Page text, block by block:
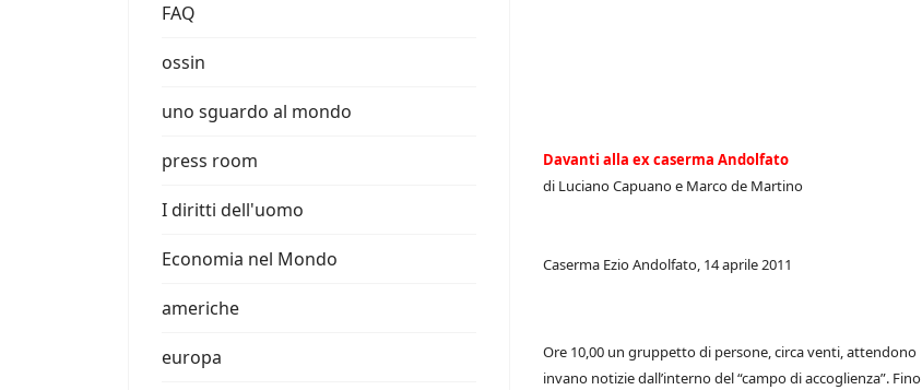
FAQ
ossin
uno sguardo al mondo
press room
I diritti dell'uomo
Economia nel Mondo
americhe
europa
Davanti alla ex caserma Andolfato
di Luciano Capuano e Marco de Martino
Caserma Ezio Andolfato, 14 aprile 2011
Ore 10,00 un gruppetto di persone, circa venti, attendono
invano notizie dall’interno del “campo di accoglienza”. Fino